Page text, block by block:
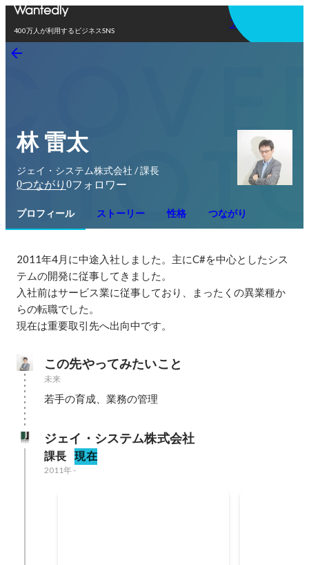
400万人が利用するビジネスSNS
アプリを使う
林 雷太
ジェイ・システム株式会社 / 課長
0つながり 0フォロワー
プロフィール ストーリー 性格 つながり
2011年4月に中途入社しました。主にC#を中心としたシス
テムの開発に従事してきました。
入社前はサービス業に従事しており、まったくの異業種か
らの転職でした。
現在は重要取引先へ出向中です。
この先やってみたいこと
未来
若手の育成、業務の管理
ジェイ・システム株式会社
課長 現在
2011年-